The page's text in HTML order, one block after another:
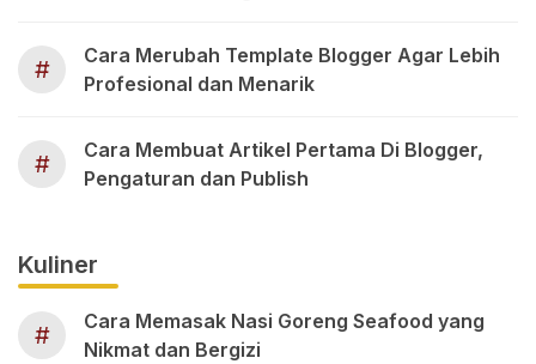
#
Cara Merubah Template Blogger Agar Lebih
Profesional dan Menarik
#
Cara Membuat Artikel Pertama Di Blogger,
Pengaturan dan Publish
Kuliner
#
Cara Memasak Nasi Goreng Seafood yang
Nikmat dan Bergizi